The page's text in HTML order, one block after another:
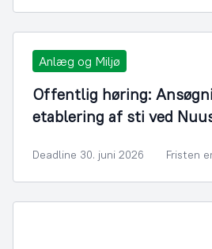
Anlæg og Miljø
Offentlig høring:
etablering af sti ved
Deadline 30. juni 2026 Fristen